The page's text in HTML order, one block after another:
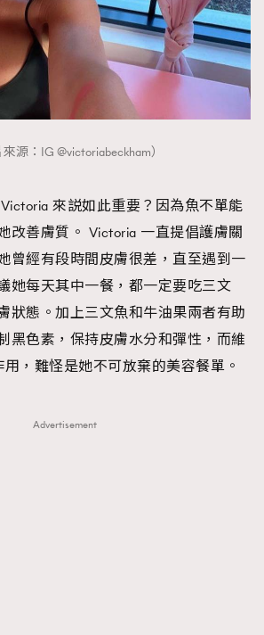
來源：IG @victoriabeckham）
來説如此重要？因為魚不單能
改善膚質。 Victoria 一直提倡護膚關
曾經有段時間皮膚很差，直至遇到一
她每天其中一餐，都一定要吃三文
狀態。加上三文魚和牛油果兩者有助
黑色素，保持皮膚水分和彈性，而維
，難怪是她不可放棄的美容餐單。
Advertisement